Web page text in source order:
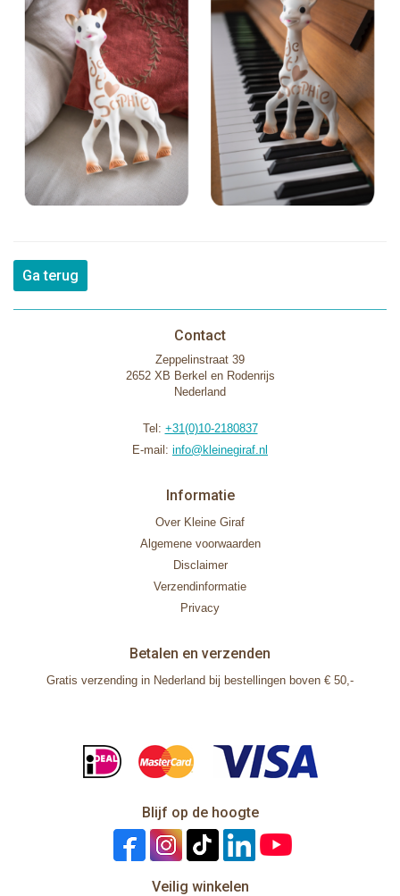
Ga terug
Contact
Zeppelinstraat 39
2652 XB Berkel en Rodenrijs
Nederland
Tel: +31(0)10-2180837
E-mail: info@kleinegiraf.nl
Informatie
Over Kleine Giraf
Algemene voorwaarden
Disclaimer
Verzendinformatie
Privacy
Betalen en verzenden
Gratis verzending in Nederland bij bestellingen boven € 50,-
Blijf op de hoogte
Veilig winkelen